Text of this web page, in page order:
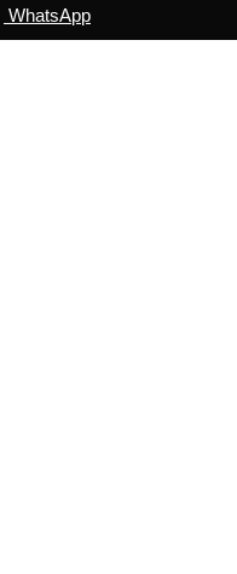
WhatsApp